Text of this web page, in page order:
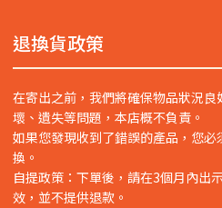
退換貨政策
在寄出之前，我們將確保物品狀況
壞、遺失等問題，本店概不負責。
如果您發現收到了錯誤的產品，您
換。
自提政策：下單後，請在3個月內出
效，並不提供退款。